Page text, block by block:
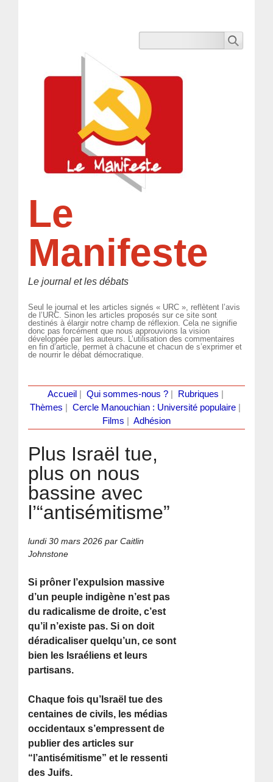
Le
Manifeste
Le journal et les débats
Seul le journal et les articles signés « URC », reflètent l’avis
de l’URC. Sinon les articles proposés sur ce site sont
destinés à élargir notre champ de réflexion. Cela ne signifie
donc pas forcément que nous approuvions la vision
développée par les auteurs. L’utilisation des commentaires
en fin d’article, permet à chacune et chacun de s’exprimer et
de nourrir le débat démocratique.
Accueil Qui sommes-nous ?| Rubriques
Thèmes
Cercle Manouchian : Université populaire
Films
Adhésion
Plus Israël tue,
plus on nous
bassine avec
l’“antisémitisme”
lundi 30 mars 2026 par Caitlin
Johnstone
Si prôner l’expulsion massive
d’un peuple indigène n’est pas
du radicalisme de droite, c’est
qu’il n’existe pas. Si on doit
déradicaliser quelqu’un, ce sont
bien les Israéliens et leurs
partisans.
Chaque fois qu’Israël tue des
centaines de civils, les médias
occidentaux s’empressent de
publier des articles sur
“l’antisémitisme” et le ressenti
des Juifs.